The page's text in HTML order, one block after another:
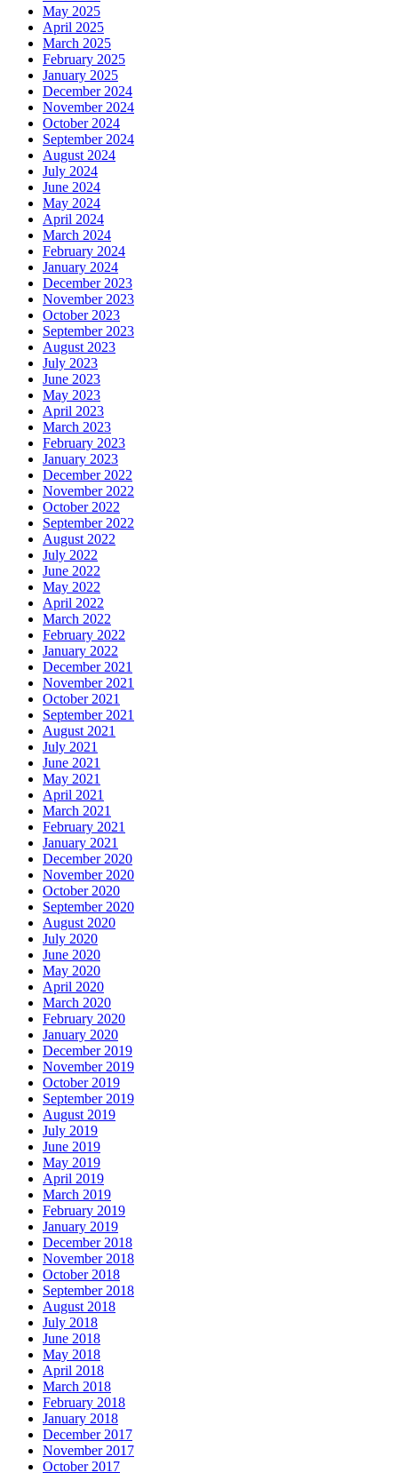
May 2025
April 2025
March 2025
February 2025
January 2025
December 2024
November 2024
October 2024
September 2024
August 2024
July 2024
June 2024
May 2024
April 2024
March 2024
February 2024
January 2024
December 2023
November 2023
October 2023
September 2023
August 2023
July 2023
June 2023
May 2023
April 2023
March 2023
February 2023
January 2023
December 2022
November 2022
October 2022
September 2022
August 2022
July 2022
June 2022
May 2022
April 2022
March 2022
February 2022
January 2022
December 2021
November 2021
October 2021
September 2021
August 2021
July 2021
June 2021
May 2021
April 2021
March 2021
February 2021
January 2021
December 2020
November 2020
October 2020
September 2020
August 2020
July 2020
June 2020
May 2020
April 2020
March 2020
February 2020
January 2020
December 2019
November 2019
October 2019
September 2019
August 2019
July 2019
June 2019
May 2019
April 2019
March 2019
February 2019
January 2019
December 2018
November 2018
October 2018
September 2018
August 2018
July 2018
June 2018
May 2018
April 2018
March 2018
February 2018
January 2018
December 2017
November 2017
October 2017